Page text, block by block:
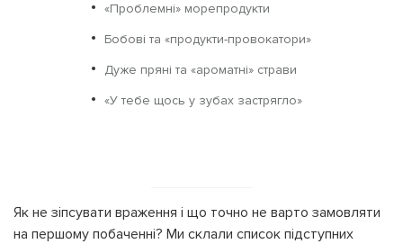
«Проблемні» морепродукти
Бобові та «продукти-провокатори»
Дуже пряні та «ароматні» страви
«У тебе щось у зубах застрягло»
Як не зіпсувати враження і що точно не варто замовляти
на першому побаченні? Ми склали список підступних